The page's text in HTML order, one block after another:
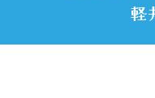
軽